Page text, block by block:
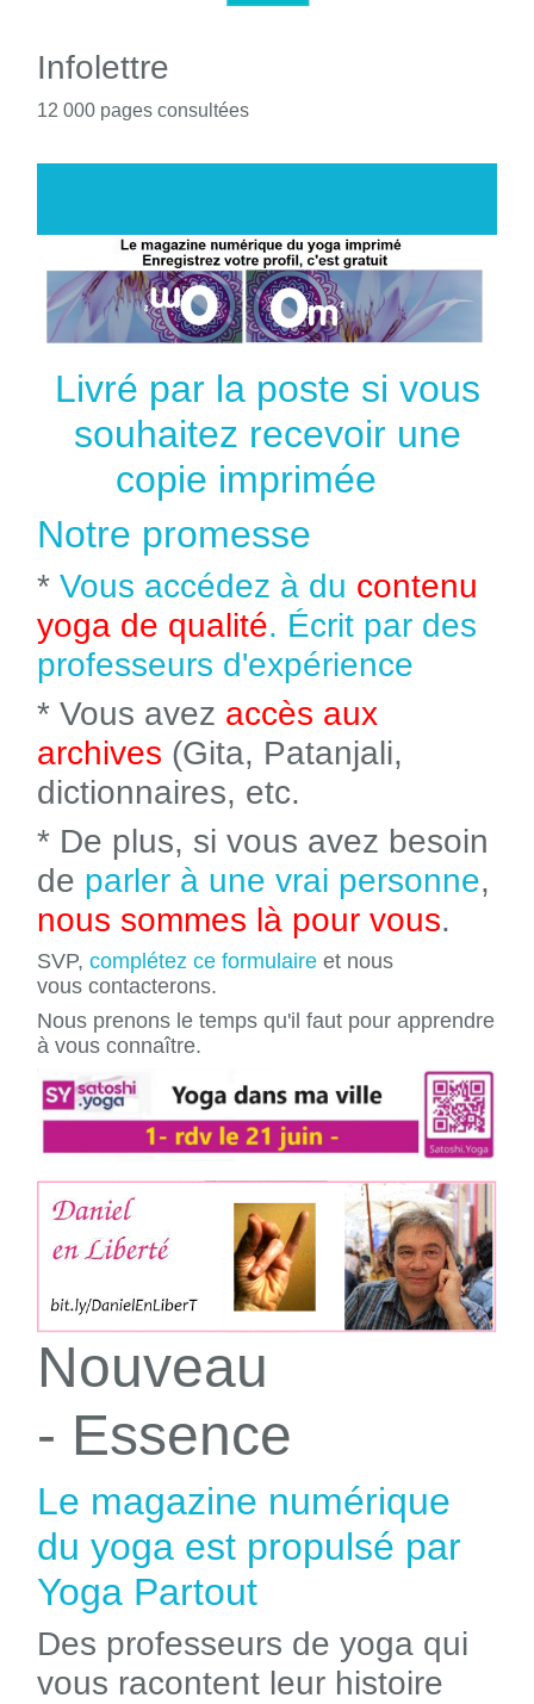
Infolettre
12 000 pages consultées
Livré par la poste si vous
souhaitez recevoir une
copie imprimée
Notre promesse
* Vous accédez à du contenu
yoga de qualité. Écrit par des
professeurs d'expérience
* Vous avez accès aux
archives (Gita, Patanjali,
dictionnaires, etc.
* De plus, si vous avez besoin
de parler à une vrai personne,
nous sommes là pour vous.
SVP, complétez ce formulaire et nous
vous contacterons.
Nous prenons le temps qu'il faut pour apprendre
à vous connaître.
Nouveau
- Essence
Le magazine numérique
du yoga est propulsé par
Yoga Partout
Des professeurs de yoga qui
vous racontent leur histoire